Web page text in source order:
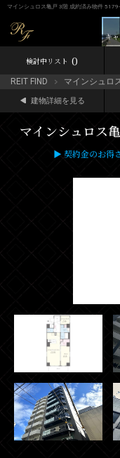
マインシュロス亀戸 3階 成約済み物件
キ
検討中リスト 0
REIT FIND マインシュロ
建物詳細を見る
マインシュロス
▶ 契約金のお得